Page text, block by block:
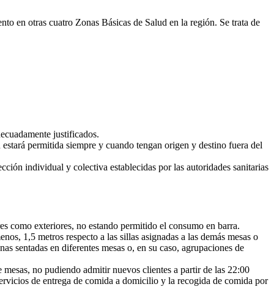
en otras cuatro Zonas Básicas de Salud en la región. Se trata de
justificados.
permitida siempre y cuando tengan origen y destino fuera del
individual y colectiva establecidas por las autoridades sanitarias
como exteriores, no estando permitido el consumo en barra.
1,5 metros respecto a las sillas asignadas a las demás mesas o
sentadas en diferentes mesas o, en su caso, agrupaciones de
no pudiendo admitir nuevos clientes a partir de las 22:00
de entrega de comida a domicilio y la recogida de comida por